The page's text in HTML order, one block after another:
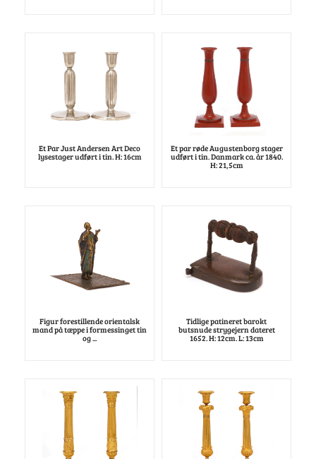
Et Par Just Andersen Art Deco
lysestager udført i tin. H: 16cm
Et par røde Augustenborg stager
udført i tin. Danmark ca. år 1840.
H: 21,5cm
Figur forestillende orientalsk
mand på tæppe i formessinget tin
og ...
Tidlige patineret barokt
butsnude strygejern dateret
1652. H: 12cm. L: 13cm